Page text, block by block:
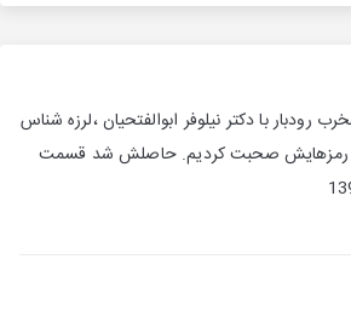
رودبار با دکتر نیلوفر ابوالفتحیان ،لرزه شناس
و رمزهایش صحبت کردیم. حاصلش شد قسمت